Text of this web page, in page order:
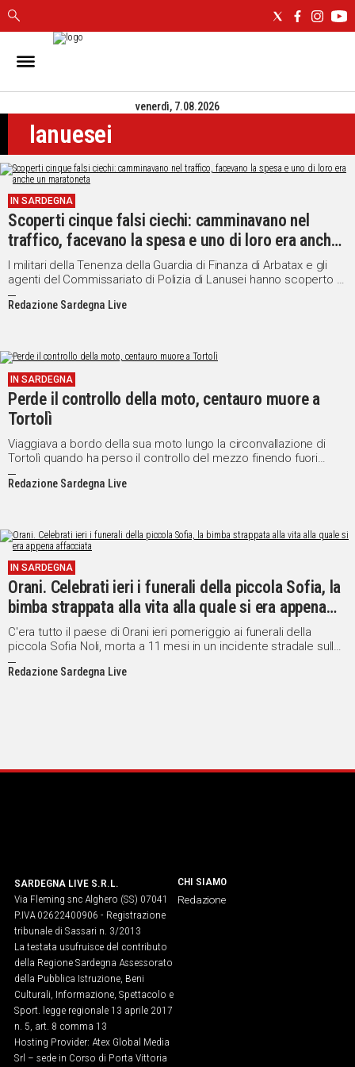
IN
CAGLIARI
SASSARI
NUORO
ORISTANO
SULCIS
GALLURA
OGLIASTRA
CAMPIDANO
POLITICA
IN
ITALIA
NEL
MONDO
SPORT
STORIE
VIDEO
Vai
UNISCITI
AL CANALE
venerdì, 7.08.2026
lanuesei
IN SARDEGNA
Scoperti cinque falsi ciechi: camminavano nel
traffico, facevano la spesa e uno di loro era anche
un maratoneta
I militari della Tenenza della Guardia di Finanza di Arbatax e gli
agenti del Commissariato di Polizia di Lanusei hanno scoperto e
denunciato alla Procura di Lanusei cinque finti ciechi (2 uomini e
3 donne) residenti in Ogliastra...
Redazione Sardegna Live
IN SARDEGNA
Perde il controllo della moto, centauro muore a
Tortolì
Viaggiava a bordo della sua moto lungo la circonvallazione di
Tortolì quando ha perso il controllo del mezzo finendo fuori
strada.
Redazione Sardegna Live
IN SARDEGNA
Orani. Celebrati ieri i funerali della piccola Sofia, la
bimba strappata alla vita alla quale si era appena
affacciata
C'era tutto il paese di Orani ieri pomeriggio ai funerali della
piccola Sofia Noli, morta a 11 mesi in un incidente stradale sulla
Nuoro-Lanusei mentre viaggiava con i suoi genitori in quella che
doveva essere una giornata di svago.
Redazione Sardegna Live
SARDEGNA LIVE S.R.L.
Via Fleming snc Alghero (SS) 07041
P.IVA 02622400906 - Registrazione
tribunale di Sassari n. 3/2013
La testata usufruisce del contributo
della Regione Sardegna Assessorato
della Pubblica Istruzione, Beni
Culturali, Informazione, Spettacolo e
Sport. legge regionale 13 aprile 2017
n. 5, art. 8 comma 13
Hosting Provider: Atex Global Media
Srl – sede in Corso di Porta Vittoria
CHI SIAMO
Redazione